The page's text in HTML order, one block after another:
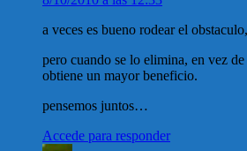
a veces es bueno rodear el
pero cuando se lo elimina, en vez
obtiene un mayor beneficio.
pensemos juntos…
Accede para responder